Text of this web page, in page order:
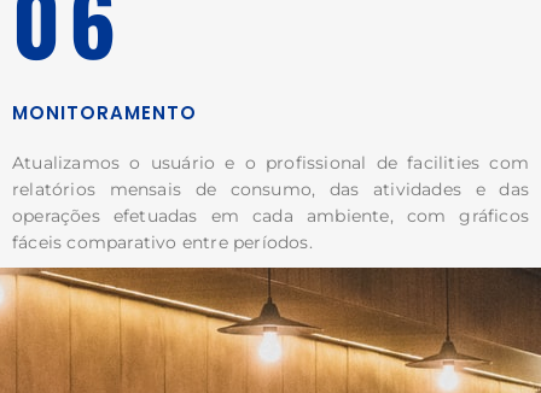
MONITORAMENTO
Atualizamos o usuário e o profissional de facilities com
relatórios mensais de consumo, das atividades e das
operações efetuadas em cada ambiente, com gráficos
fáceis comparativo entre períodos.